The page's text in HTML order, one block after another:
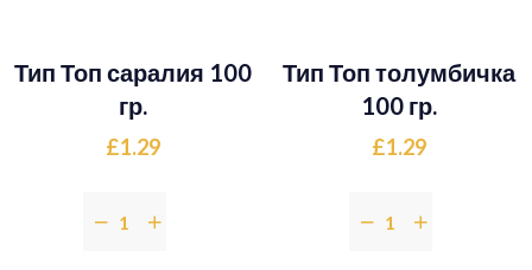
Тип Топ саралия 100
гр.
£1.29
Тип Топ толумбичка
100 гр.
£1.29